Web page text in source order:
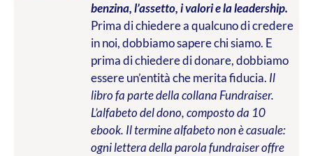
benzina, l’assetto, i valori e la leadership.
Prima di chiedere a qualcuno di credere
in noi, dobbiamo sapere chi siamo. E
prima di chiedere di donare, dobbiamo
essere un’entità che merita fiducia. Il
libro fa parte della collana Fundraiser.
L’alfabeto del dono, composto da 10
ebook. Il termine alfabeto non è casuale:
ogni lettera della parola fundraiser offre